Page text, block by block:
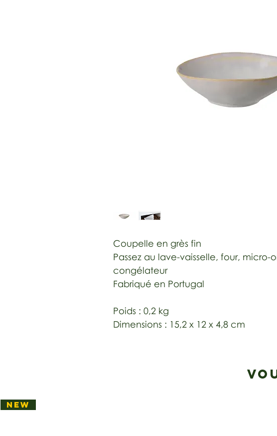
Coupelle en grès fin
Passez au lave-vaisselle, four, micro-
congélateur
Fabriqué en Portugal
Poids : 0,2 kg
Dimensions : 15,2 x 12 x 4,8 cm
NEW